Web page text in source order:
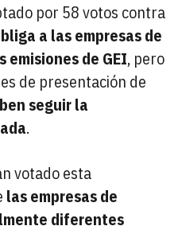
por 58 votos contra
a las empresas de
de GEI, pero
de presentación de
seguir la
.
votado esta
las empresas de
diferentes